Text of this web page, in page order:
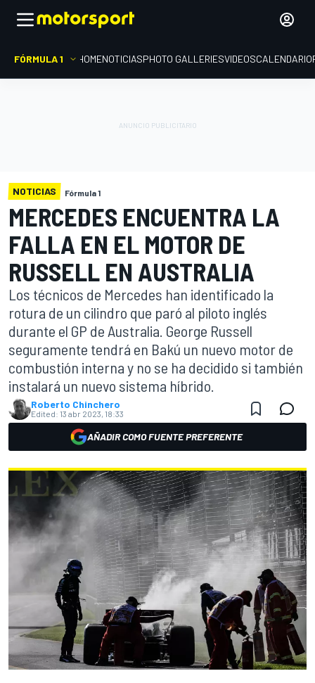
FÓRMULA 1 HOMENOTICIASPHOTO GALLERIESVIDEOSCALENDARIO
NOTICIAS Fórmula 1
MERCEDES ENCUENTRA LA
FALLA EN EL MOTOR DE
RUSSELL EN AUSTRALIA
Los técnicos de Mercedes han identificado la
rotura de un cilindro que paró al piloto inglés
durante el GP de Australia. George Russell
seguramente tendrá en Bakú un nuevo motor de
combustión interna y no se ha decidido si también
instalará un nuevo sistema híbrido.
Roberto Chinchero
Edited: 13 abr 2023, 18:33
AÑADIR COMO FUENTE PREFERENTE